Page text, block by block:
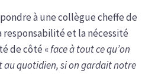
à une collègue cheffe de
responsabilité et la nécessité
de côté «face à tout ce qu’on
au quotidien, si on gardait notre